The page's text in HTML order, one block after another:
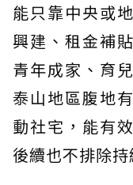
能只靠中央或
興建、租金補
青年成家、育
泰山地區腹地
動社宅，能有
後續也不排除